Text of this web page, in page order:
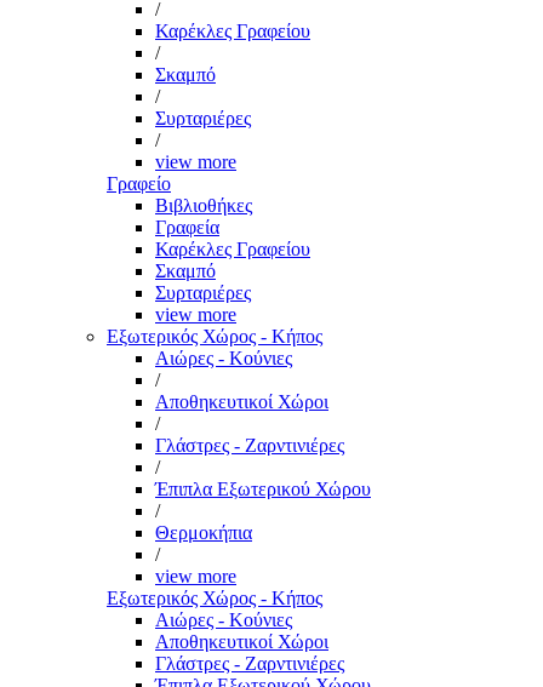
/
Καρέκλες Γραφείου
/
Σκαμπό
/
Συρταριέρες
/
view more
Γραφείο
Βιβλιοθήκες
Γραφεία
Καρέκλες Γραφείου
Σκαμπό
Συρταριέρες
view more
Εξωτερικός Χώρος - Κήπος
Αιώρες - Κούνιες
/
Αποθηκευτικοί Χώροι
/
Γλάστρες - Ζαρντινιέρες
/
Έπιπλα Εξωτερικού Χώρου
/
Θερμοκήπια
/
view more
Εξωτερικός Χώρος - Κήπος
Αιώρες - Κούνιες
Αποθηκευτικοί Χώροι
Γλάστρες - Ζαρντινιέρες